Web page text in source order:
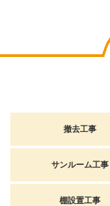
撤去工事
サンルーム工事
棚設置工事